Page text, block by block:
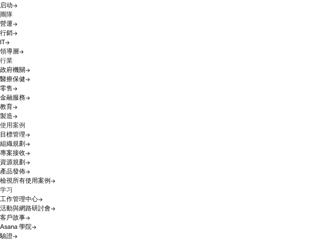
启动
團隊
營運
行銷
IT
領導層
行業
政府機關
醫療保健
零售
金融服務
教育
製造
使用案例
目標管理
組織規劃
專案接收
資源規劃
產品發佈
檢視所有使用案例
学习
工作管理中心
活動與網路研討會
客戶故事
Asana 學院
驗證